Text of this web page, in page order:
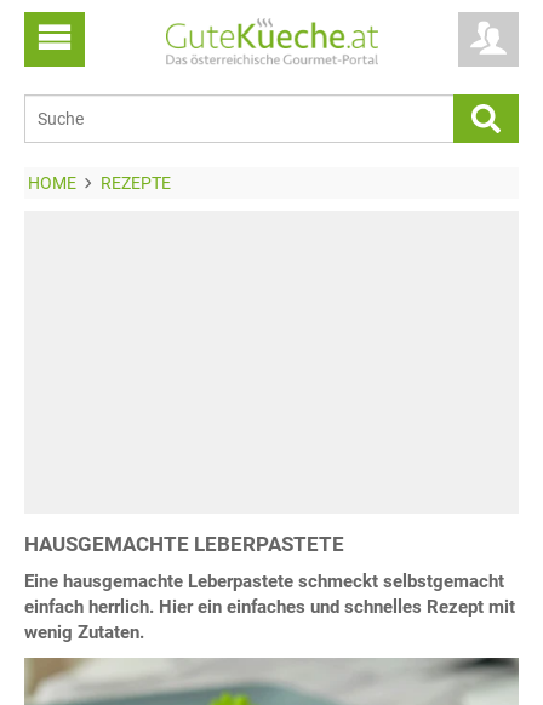
HOME REZEPTE
HAUSGEMACHTE LEBERPASTETE
Eine hausgemachte Leberpastete schmeckt selbstgemacht
einfach herrlich. Hier ein einfaches und schnelles Rezept mit
wenig Zutaten.